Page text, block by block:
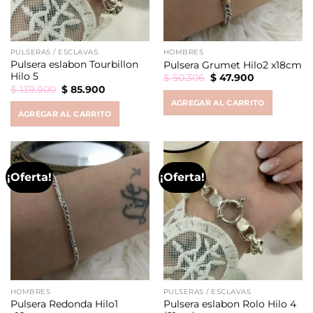
PULSERAS / ESCLAVAS
Pulsera eslabon Tourbillon
Hilo 5
$139.900 Original
price
$ 139.900.
$85.900Current
$ 85.900.
AGREGAR AL CARRITO
HOMBRES
Pulsera Grumet Hilo2 x18cm
$50.306 Original
price
$ 50.306.
$47.900Current
$ 47.900.
AGREGAR AL CARRITO
¡Oferta!
HOMBRES
Pulsera Redonda Hilo1
¡Oferta!
PULSERAS / ESCLAVAS
Pulsera eslabon Rolo Hilo 4